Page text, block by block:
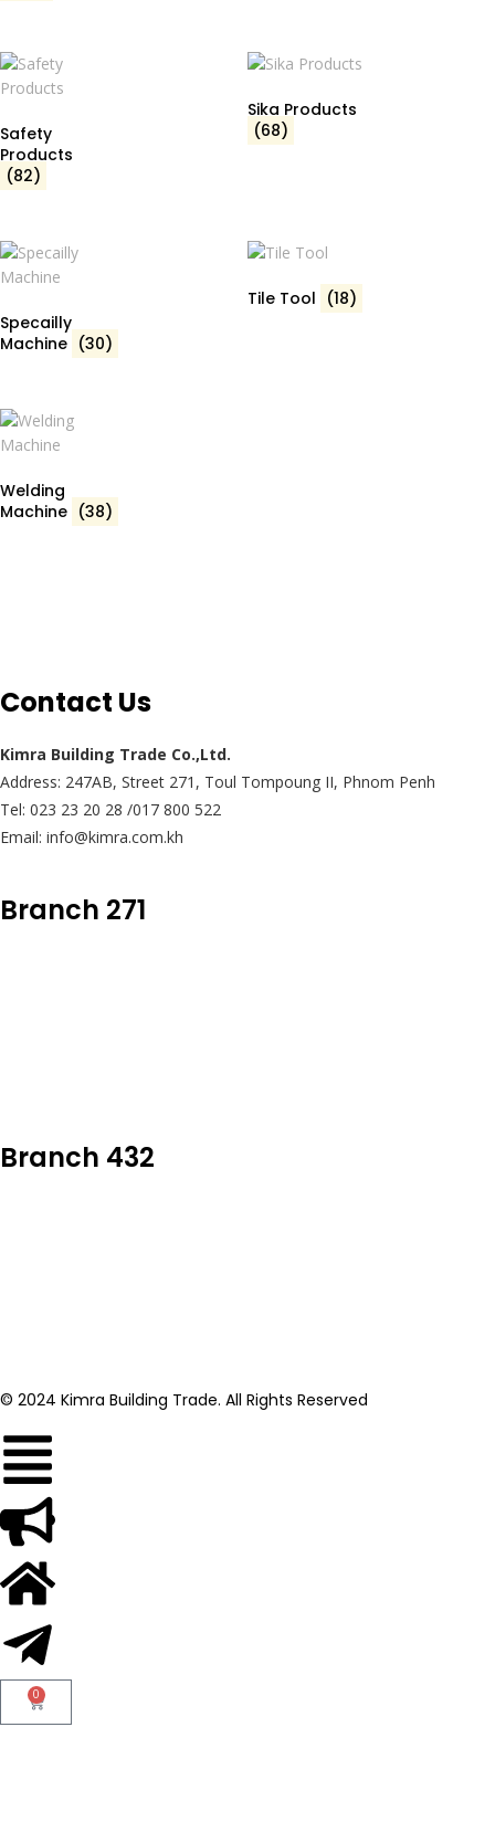
Safety
Products
(82)
Sika Products
(68)
Specailly
Machine (30)
Tile Tool (18)
Welding
Machine (38)
Contact Us
Kimra Building Trade Co.,Ltd.
Address: 247AB, Street 271, Toul Tompoung II, Phnom Penh
Tel: 023 23 20 28 /017 800 522
Email: info@kimra.com.kh
Branch 271
Branch 432
© 2024 Kimra Building Trade. All Rights Reserved
0